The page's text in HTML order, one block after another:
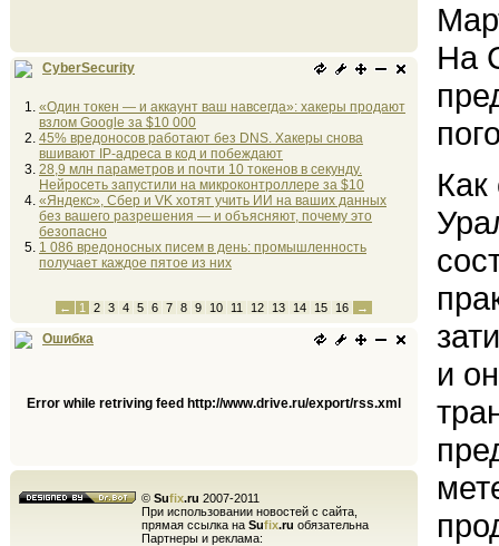
CyberSecurity
«Один токен — и аккаунт ваш навсегда»: хакеры продают
взлом Google за $10 000
45% вредоносов работают без DNS. Хакеры снова
вшивают IP-адреса в код и побеждают
28,9 млн параметров и почти 10 токенов в секунду.
Нейросеть запустили на микроконтроллере за $10
«Яндекс», Сбер и VK хотят учить ИИ на ваших данных
без вашего разрешения — и объясняют, почему это
безопасно
1 086 вредоносных писем в день: промышленность
получает каждое пятое из них
← 1 2 3 4 5 6 7 8 9 10 11 12 13 14 15 16 →
Ошибка
Error while retriving feed http://www.drive.ru/export/rss.xml
© Sufix.ru 2007-2011
При использовании новостей с сайта,
прямая ссылка на Sufix.ru обязательна
Партнеры и реклама:
На
и